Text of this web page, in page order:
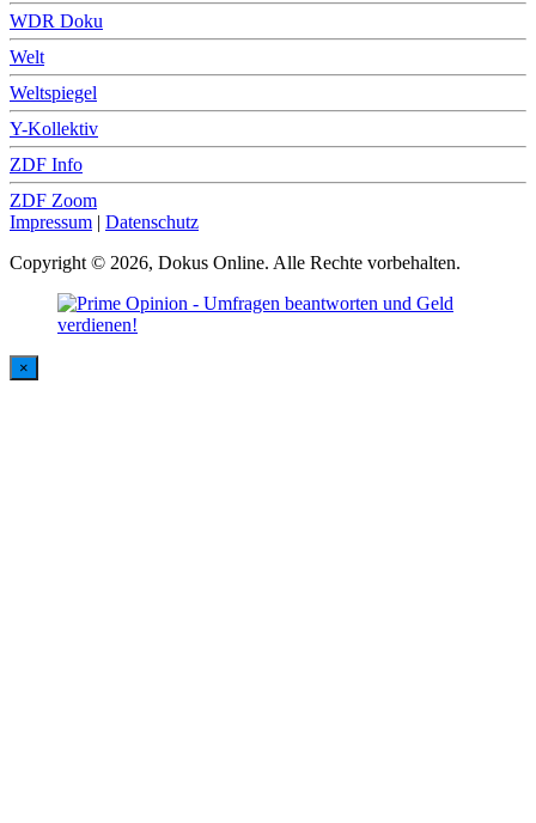
WDR Doku
Welt
Weltspiegel
Y-Kollektiv
ZDF Info
ZDF Zoom
Impressum | Datenschutz
Copyright © 2026, Dokus Online. Alle Rechte vorbehalten.
×